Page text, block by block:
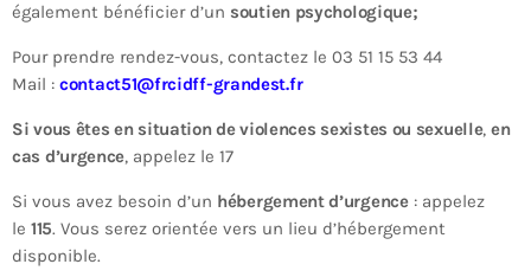
également bénéficier d’un soutien psychologique;
Pour prendre rendez-vous, contactez le 03 51 15 53 44
Mail : contact51@frcidff-grandest.fr
Si vous êtes en situation de violences sexistes ou sexuelle,en
cas d’urgence, appelez le 17
Si vous avez besoin d’un hébergement d’urgence: appelez
le 115. Vous serez orientée vers un lieu d’hébergement
disponible.